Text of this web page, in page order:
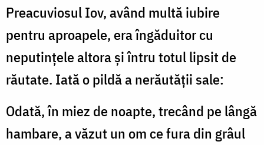
Preacuviosul Iov, având multă iubire
pentru aproapele, era îngăduitor cu
neputinţele altora şi întru totul lipsit de
răutate. Iată o pildă a nerăutăţii sale:
Odată, în miez de noapte, trecând pe lângă
hambare, a văzut un om ce fura din grâul